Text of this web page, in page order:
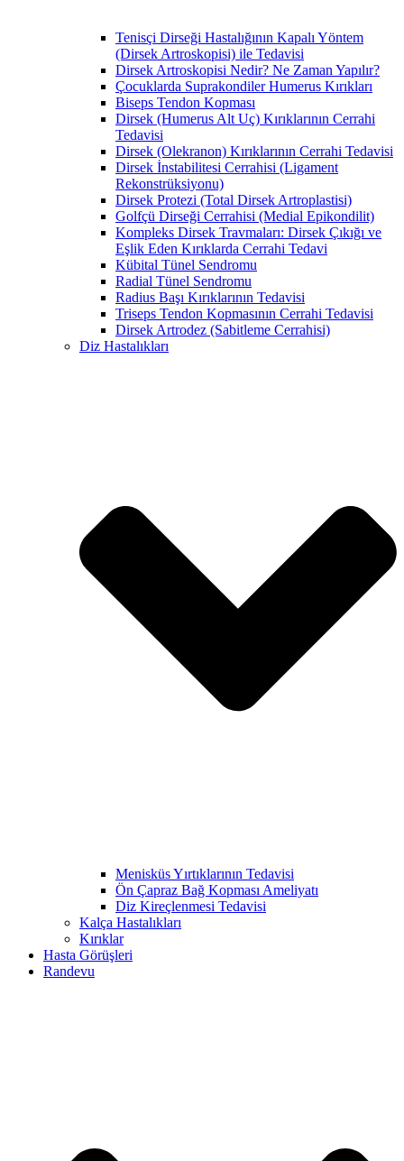
Tenisçi Dirseği Hastalığının Kapalı Yöntem
(Dirsek Artroskopisi) ile Tedavisi
Dirsek Artroskopisi Nedir? Ne Zaman Yapılır?
Çocuklarda Suprakondiler Humerus Kırıkları
Biseps Tendon Kopması
Dirsek (Humerus Alt Uç) Kırıklarının Cerrahi
Tedavisi
Dirsek (Olekranon) Kırıklarının Cerrahi Tedavisi
Dirsek İnstabilitesi Cerrahisi (Ligament
Rekonstrüksiyonu)
Dirsek Protezi (Total Dirsek Artroplastisi)
Golfçü Dirseği Cerrahisi (Medial Epikondilit)
Kompleks Dirsek Travmaları: Dirsek Çıkığı ve
Eşlik Eden Kırıklarda Cerrahi Tedavi
Kübital Tünel Sendromu
Radial Tünel Sendromu
Radius Başı Kırıklarının Tedavisi
Triseps Tendon Kopmasının Cerrahi Tedavisi
Dirsek Artrodez (Sabitleme Cerrahisi)
Diz Hastalıkları
Menisküs Yırtıklarının Tedavisi
Ön Çapraz Bağ Kopması Ameliyatı
Diz Kireçlenmesi Tedavisi
Kalça Hastalıkları
Kırıklar
Hasta Görüşleri
Randevu